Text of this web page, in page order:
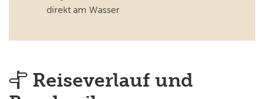
direkt am Wasser
Reiseverlauf und